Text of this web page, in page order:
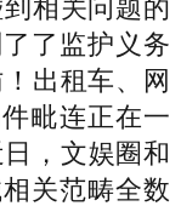
相关问题的
了监护义务
出租车、网
毗连正在一
，文娱圈和
关范畴全数